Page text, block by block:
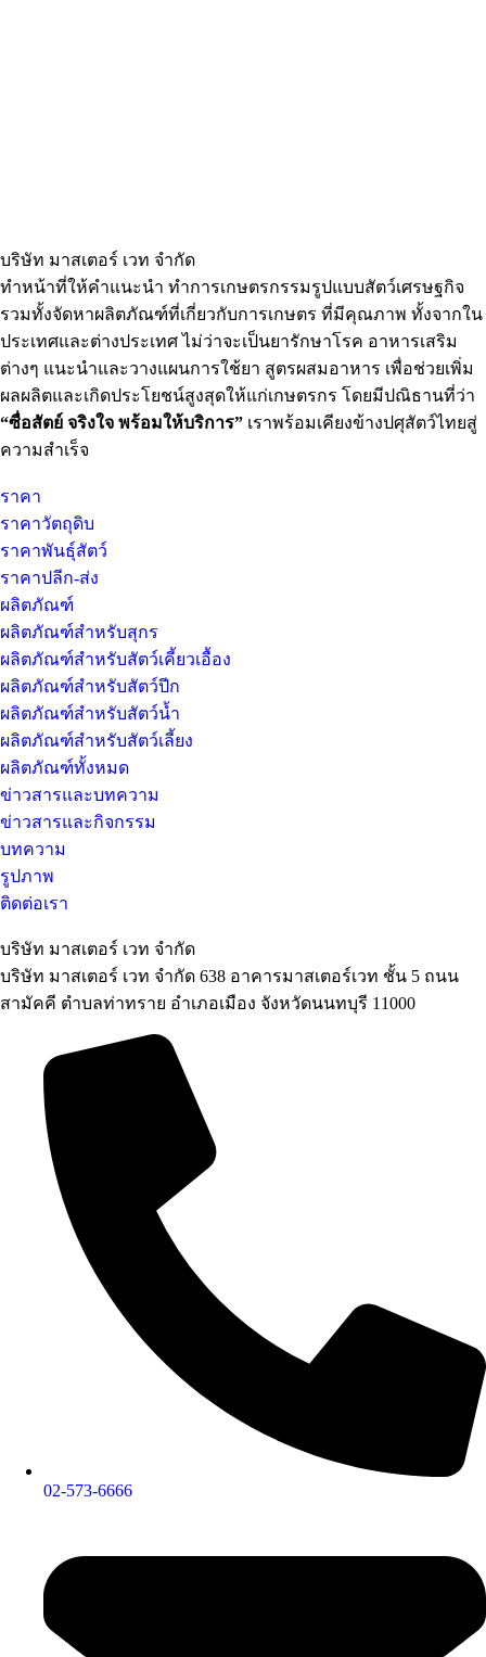
บริษัท มาสเตอร์ เวท จำกัด
ทำหน้าที่ให้คำแนะนำ ทำการเกษตรกรรมรูปแบบสัตว์เศรษฐกิจ
รวมทั้งจัดหาผลิตภัณฑ์ที่เกี่ยวกับการเกษตร ที่มีคุณภาพ ทั้งจากใน
ประเทศและต่างประเทศ ไม่ว่าจะเป็นยารักษาโรค อาหารเสริม
ต่างๆ แนะนำและวางแผนการใช้ยา สูตรผสมอาหาร เพื่อช่วยเพิ่ม
ผลผลิตและเกิดประโยชน์สูงสุดให้แก่เกษตรกร โดยมีปณิธานที่ว่า
“ซื่อสัตย์ จริงใจ พร้อมให้บริการ” เราพร้อมเคียงข้างปศุสัตว์ไทยสู่
ความสำเร็จ
ราคา
ราคาวัตถุดิบ
ราคาพันธุ์สัตว์
ราคาปลีก-ส่ง
ผลิตภัณฑ์
ผลิตภัณฑ์สำหรับสุกร
ผลิตภัณฑ์สำหรับสัตว์เคี้ยวเอื้อง
ผลิตภัณฑ์สำหรับสัตว์ปีก
ผลิตภัณฑ์สำหรับสัตว์น้ำ
ผลิตภัณฑ์สำหรับสัตว์เลี้ยง
ผลิตภัณฑ์ทั้งหมด
ข่าวสารและบทความ
ข่าวสารและกิจกรรม
บทความ
รูปภาพ
ติดต่อเรา
บริษัท มาสเตอร์ เวท จำกัด
บริษัท มาสเตอร์ เวท จำกัด 638 อาคารมาสเตอร์เวท ชั้น 5 ถนน
สามัคคี ตำบลท่าทราย อำเภอเมือง จังหวัดนนทบุรี 11000
02-573-6666